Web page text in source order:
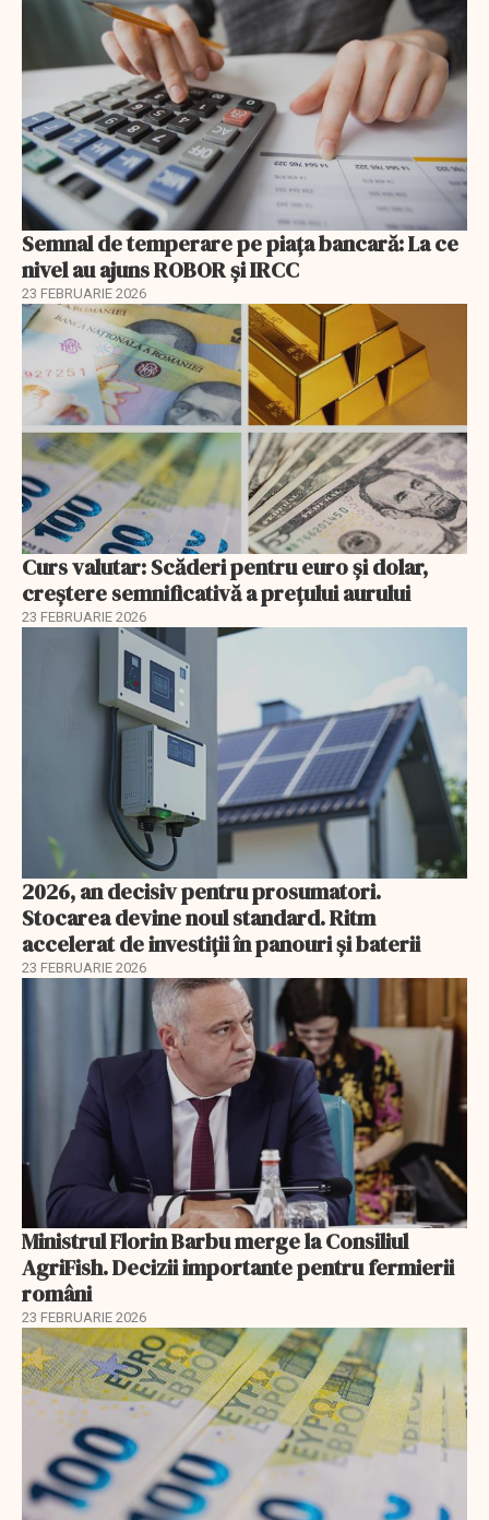
Semnal de temperare pe piața bancară: La ce
nivel au ajuns ROBOR şi IRCC
23 FEBRUARIE 2026
Curs valutar: Scăderi pentru euro și dolar,
creștere semnificativă a prețului aurului
23 FEBRUARIE 2026
2026, an decisiv pentru prosumatori.
Stocarea devine noul standard. Ritm
accelerat de investiții în panouri și baterii
23 FEBRUARIE 2026
Ministrul Florin Barbu merge la Consiliul
AgriFish. Decizii importante pentru fermierii
români
23 FEBRUARIE 2026